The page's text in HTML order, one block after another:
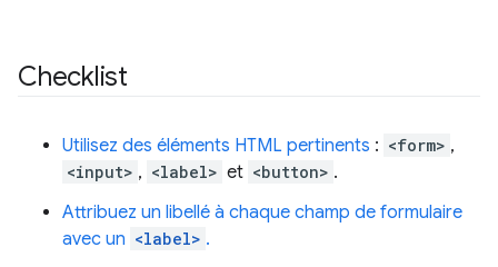
Checklist
Utilisez des éléments HTML pertinents : <form> ,
<input> , <label> et <button> .
Attribuez un libellé à chaque champ de formulaire
avec un <label> .